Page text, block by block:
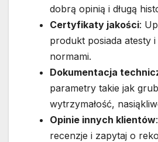
dobrą opinią i długą
Certyfikaty jakości:
produkt posiada atesty
normami.
Dokumentacja
parametry takie jak
wytrzymałość,
Opinie innych klientów
recenzje i zapytaj o